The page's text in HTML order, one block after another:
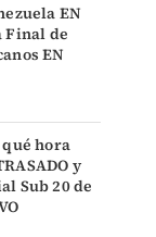
EN
Final de
EN
qué hora
y
Sub 20 de